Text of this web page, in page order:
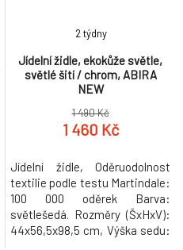
Jídelní židle, ekokůže světle,
světlé šití / chrom, ABIRA
NEW
2 týdny
1 490 Kč
1 460 Kč
Jídelní židle, Oděruodolnost
textilie podle testu Martindale:
100 000 oděrek Barva:
světlešedá. Rozměry (ŠxHxV):
44x56,5x98,5 cm, Výška sedu: